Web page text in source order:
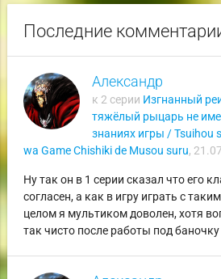
Последние
Александр
к 2 серии Изгнанный
тяжёлый рыцарь не
знаниях игры / Tsuihou
wa Game Chishiki de Musou suru,
Ну так он в 1 серии сказал что его
согласен, а как в игру играть с
целом я мультиком доволен, хотя
так чисто после работы под